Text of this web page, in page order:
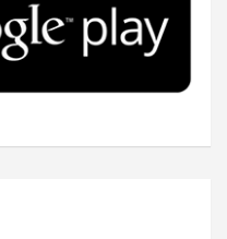
I
n
e